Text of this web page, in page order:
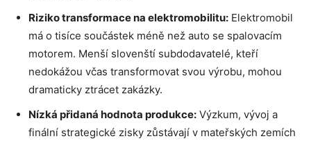
Riziko transformace na elektromobilitu: Elektromobil
má o tisíce součástek méně než auto se spalovacím
motorem. Menší slovenští subdodavatelé, kteří
nedokážou včas transformovat svou výrobu, mohou
dramaticky ztrácet zakázky.
Nízká přidaná hodnota produkce: Výzkum, vývoj a
finální strategické zisky zůstávají v mateřských zemích